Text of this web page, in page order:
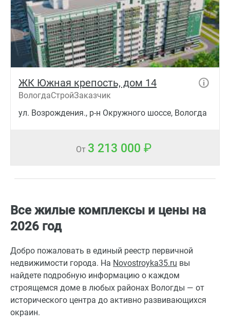
ЖК Южная крепость, дом 14
ВологдаСтройЗаказчик
ул. Возрождения., р-н Окружного шоссе, Вологда
От 3 213 000
Все жилые комплексы и цены на
2026 год
Добро пожаловать в единый реестр первичной
недвижимости города. На Novostroyka35.ru вы
найдете подробную информацию о каждом
строящемся доме в любых районах Вологды — от
исторического центра до активно развивающихся
окраин.